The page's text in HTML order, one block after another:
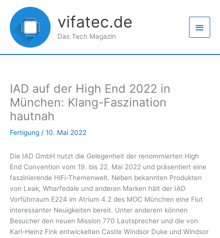
Inhalt
springen
vifatec.de
Das Tech Magazin
IAD auf der High End 2022 in
München: Klang-Faszination
hautnah
Fertigung / 10. Mai 2022
Die IAD GmbH nutzt die Gelegenheit der renommierten High
End Convention vom 19. bis 22. Mai 2022 und präsentiert eine
faszinierende HiFi-Themenwelt. Neben bekannten Produkten
von Leak, Wharfedale und anderen Marken hält der IAD
Vorführraum E224 im Atrium 4.2 des MOC München eine Flut
interessanter Neuigkeiten bereit. Unter anderem können
Besucher den neuen Mission 770 Lautsprecher und die von
Karl-Heinz Fink entwickelten Castle Windsor Duke und Windsor